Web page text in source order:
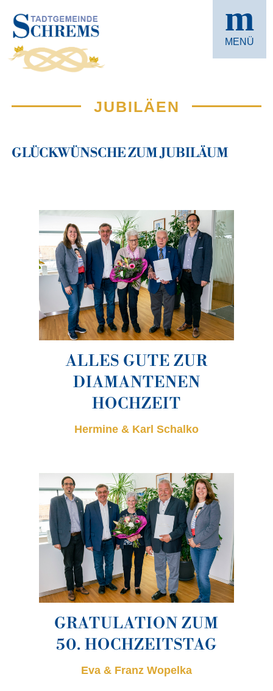
m
MENÜ
JUBILÄEN
GLÜCKWÜNSCHE ZUM JUBILÄUM
ALLES GUTE ZUR
DIAMANTENEN
HOCHZEIT
Hermine & Karl Schalko
GRATULATION ZUM
50. HOCHZEITSTAG
Eva & Franz Wopelka